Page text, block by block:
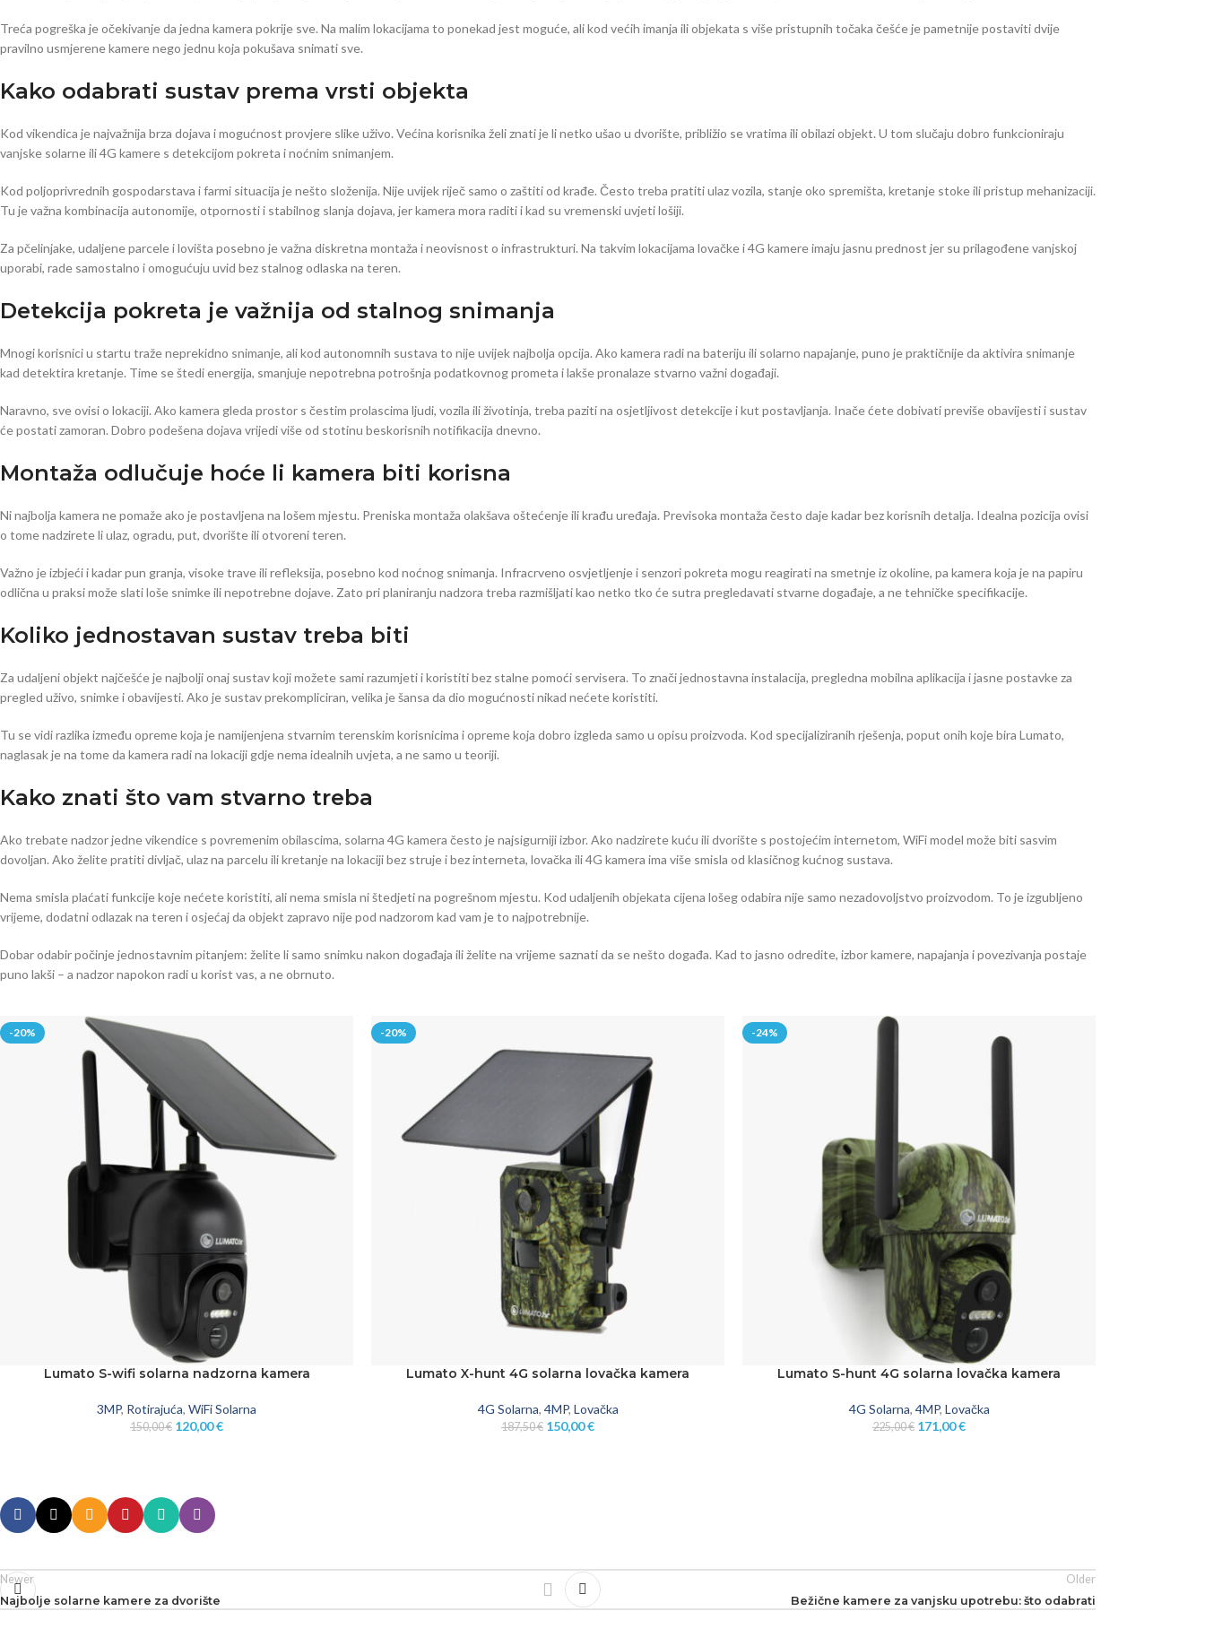
Treća pogreška je očekivanje da jedna kamera pokrije sve. Na malim lokacijama to ponekad jest moguće, ali kod većih imanja ili objekata s više pristupnih točaka češće je pametnije postaviti dvije
pravilno usmjerene kamere nego jednu koja pokušava snimati sve.
Kako odabrati sustav prema vrsti objekta
Kod vikendica je najvažnija brza dojava i mogućnost provjere slike uživo. Većina korisnika želi znati je li netko ušao u dvorište, približio se vratima ili obilazi objekt. U tom slučaju dobro funkcioniraju
vanjske solarne ili 4G kamere s detekcijom pokreta i noćnim snimanjem.
Kod poljoprivrednih gospodarstava i farmi situacija je nešto složenija. Nije uvijek riječ samo o zaštiti od krađe. Često treba pratiti ulaz vozila, stanje oko spremišta, kretanje stoke ili pristup mehanizaciji.
Tu je važna kombinacija autonomije, otpornosti i stabilnog slanja dojava, jer kamera mora raditi i kad su vremenski uvjeti lošiji.
Za pčelinjake, udaljene parcele i lovišta posebno je važna diskretna montaža i neovisnost o infrastrukturi. Na takvim lokacijama lovačke i 4G kamere imaju jasnu prednost jer su prilagođene vanjskoj
uporabi, rade samostalno i omogućuju uvid bez stalnog odlaska na teren.
Detekcija pokreta je važnija od stalnog snimanja
Mnogi korisnici u startu traže neprekidno snimanje, ali kod autonomnih sustava to nije uvijek najbolja opcija. Ako kamera radi na bateriju ili solarno napajanje, puno je praktičnije da aktivira snimanje
kad detektira kretanje. Time se štedi energija, smanjuje nepotrebna potrošnja podatkovnog prometa i lakše pronalaze stvarno važni događaji.
Naravno, sve ovisi o lokaciji. Ako kamera gleda prostor s čestim prolascima ljudi, vozila ili životinja, treba paziti na osjetljivost detekcije i kut postavljanja. Inače ćete dobivati previše obavijesti i sustav
će postati zamoran. Dobro podešena dojava vrijedi više od stotinu beskorisnih notifikacija dnevno.
Montaža odlučuje hoće li kamera biti korisna
Ni najbolja kamera ne pomaže ako je postavljena na lošem mjestu. Preniska montaža olakšava oštećenje ili krađu uređaja. Previsoka montaža često daje kadar bez korisnih detalja. Idealna pozicija ovisi
o tome nadzirete li ulaz, ogradu, put, dvorište ili otvoreni teren.
Važno je izbjeći i kadar pun granja, visoke trave ili refleksija, posebno kod noćnog snimanja. Infracrveno osvjetljenje i senzori pokreta mogu reagirati na smetnje iz okoline, pa kamera koja je na papiru
odlična u praksi može slati loše snimke ili nepotrebne dojave. Zato pri planiranju nadzora treba razmišljati kao netko tko će sutra pregledavati stvarne događaje, a ne tehničke specifikacije.
Koliko jednostavan sustav treba biti
Za udaljeni objekt najčešće je najbolji onaj sustav koji možete sami razumjeti i koristiti bez stalne pomoći servisera. To znači jednostavna instalacija, pregledna mobilna aplikacija i jasne postavke za
pregled uživo, snimke i obavijesti. Ako je sustav prekompliciran, velika je šansa da dio mogućnosti nikad nećete koristiti.
Tu se vidi razlika između opreme koja je namijenjena stvarnim terenskim korisnicima i opreme koja dobro izgleda samo u opisu proizvoda. Kod specijaliziranih rješenja, poput onih koje bira Lumato,
naglasak je na tome da kamera radi na lokaciji gdje nema idealnih uvjeta, a ne samo u teoriji.
Kako znati što vam stvarno treba
Ako trebate nadzor jedne vikendice s povremenim obilascima, solarna 4G kamera često je najsigurniji izbor. Ako nadzirete kuću ili dvorište s postojećim internetom, WiFi model može biti sasvim
dovoljan. Ako želite pratiti divljač, ulaz na parcelu ili kretanje na lokaciji bez struje i bez interneta, lovačka ili 4G kamera ima više smisla od klasičnog kućnog sustava.
Nema smisla plaćati funkcije koje nećete koristiti, ali nema smisla ni štedjeti na pogrešnom mjestu. Kod udaljenih objekata cijena lošeg odabira nije samo nezadovoljstvo proizvodom. To je izgubljeno
vrijeme, dodatni odlazak na teren i osjećaj da objekt zapravo nije pod nadzorom kad vam je to najpotrebnije.
Dobar odabir počinje jednostavnim pitanjem: želite li samo snimku nakon događaja ili želite na vrijeme saznati da se nešto događa. Kad to jasno odredite, izbor kamere, napajanja i povezivanja postaje
puno lakši – a nadzor napokon radi u korist vas, a ne obrnuto.
-20%
DODAJ U KOŠARICU
Lumato S-wifi solarna nadzorna kamera
3MP, Rotirajuća, WiFi Solarna
150,00€ 120,00€
-20%
DODAJ U KOŠARICU
Lumato X-hunt 4G solarna lovačka kamera
4G Solarna, 4MP, Lovačka
187,50€ 150,00€
-24%
DODAJ U KOŠARICU
Lumato S-hunt 4G solarna lovačka kamera
4G Solarna, 4MP, Lovačka
225,00€ 171,00€
Newer
Najbolje solarne kamere za dvorište
Older
Bežične kamere za vanjsku upotrebu: što odabrati